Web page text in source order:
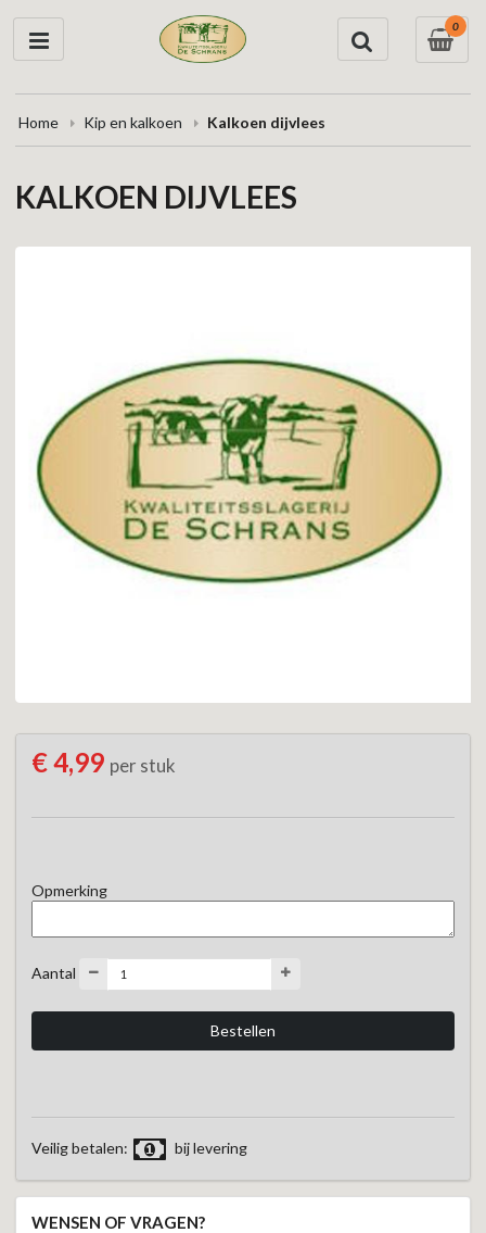
0
Home Kip en kalkoen Kalkoen dijvlees
KALKOEN DIJVLEES
€ 4,99 per stuk
Opmerking
Aantal
Veilig betalen: bij levering
WENSEN OF VRAGEN?